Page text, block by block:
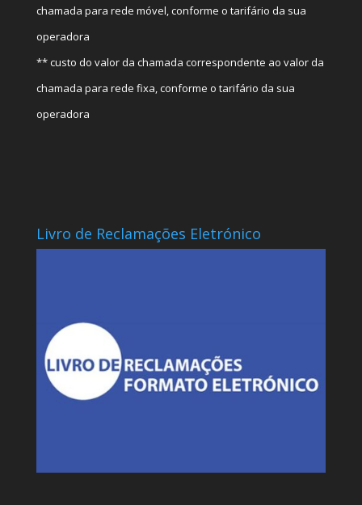
chamada para rede móvel, conforme o tarifário da sua
operadora
** custo do valor da chamada correspondente ao valor da
chamada para rede fixa, conforme o tarifário da sua
operadora
Livro de Reclamações Eletrónico